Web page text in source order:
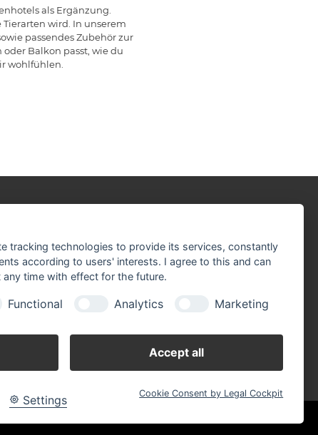
als Ergänzung.
wird. In unserem
passendes Zubehör zur
Balkon passt, wie du
wohlfühlen.
tracking technologies to provide its services, constantly
according to users' interests. I agree to this and can
time with effect for the future.
Functional Analytics Marketing
Accept all
Settings Cookie Consent by Legal Cockpit